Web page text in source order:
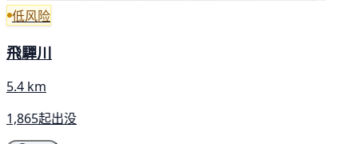
低风险
飛驒川
5.4 km
1,865起出没